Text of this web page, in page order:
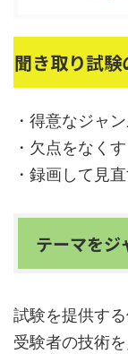
聞き取り試験
・得意なジャ
・欠点をなくす
・録画して見
テーマをジ
試験を提供する
受験者の技術